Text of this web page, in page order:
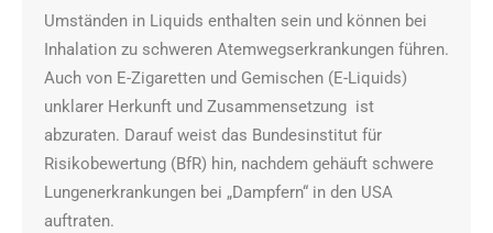
Umständen in Liquids enthalten sein und können bei
Inhalation zu schweren Atemwegserkrankungen führen.
Auch von E-Zigaretten und Gemischen (E-Liquids)
unklarer Herkunft und Zusammensetzung ist
abzuraten. Darauf weist das Bundesinstitut für
Risikobewertung (BfR) hin, nachdem gehäuft schwere
Lungenerkrankungen bei „Dampfern“ in den USA
auftraten.